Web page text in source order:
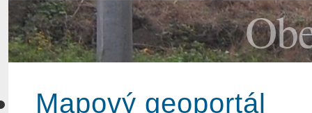
Mapový geoportál